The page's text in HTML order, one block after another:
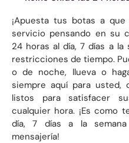
¡Apuesta tus botas a
servicio pensando en su
24 horas al día, 7 días a la
restricciones de tiempo.
o de noche, llueva o
siempre aquí para usted,
listos para satisfacer
cualquier hora. ¡Es como
día, 7 días a la
mensajería!